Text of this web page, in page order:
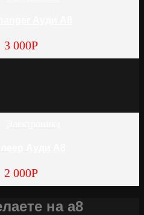
3 000Р
2 000Р
на а8